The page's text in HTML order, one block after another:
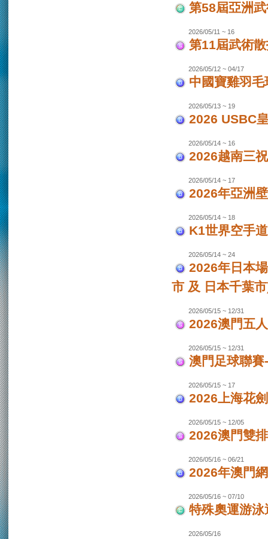
第58屆亞洲
2026/05/11 ~ 16
第11屆武術
2026/05/12 ~ 04/17
中國寶雞羽
2026/05/13 ~ 19
2026 USBC
2026/05/14 ~ 16
2026越南三
2026/05/14 ~ 17
2026年亞洲
2026/05/14 ~ 18
K1世界空手
2026/05/14 ~ 24
2026年日本
市 及 日本千葉
2026/05/15 ~ 12/31
2026澳門五
2026/05/15 ~ 12/31
澳門足球聯
2026/05/15 ~ 17
2026上海花
2026/05/15 ~ 12/05
2026澳門雙
2026/05/16 ~ 06/21
2026年澳門
2026/05/16 ~ 07/10
特殊奧運游
2026/05/16